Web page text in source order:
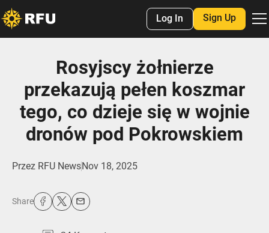
Log In Sign Up
Rosyjscy żołnierze
przekazują pełen koszmar
tego, co dzieje się w wojnie
dronów pod Pokrowskiem
Przez RFU NewsNov 18, 2025
Share